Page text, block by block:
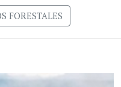
FORESTALES